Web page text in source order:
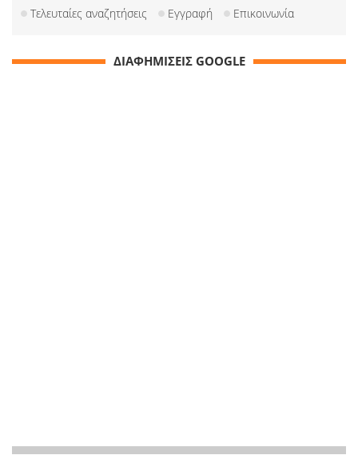
Τελευταίες αναζητήσεις
Εγγραφή Επικοινωνία
ΔΙΑΦΗΜΙΣΕΙΣ GOOGLE